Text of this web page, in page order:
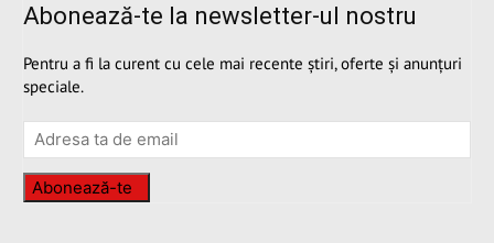
Abonează-te la newsletter-ul nostru
Pentru a fi la curent cu cele mai recente știri, oferte și anunțuri
speciale.
Abonează-te